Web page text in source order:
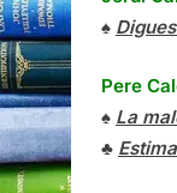
♠
Pere
♠ La
♣